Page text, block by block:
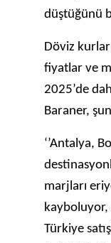
düştüğünü
Döviz
fiyatlar ve
2025’de
Baraner,
‘’Antalya,
marjları
kayboluyor,
Türkiye